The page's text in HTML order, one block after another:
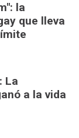
la
que lleva
La
a la vida